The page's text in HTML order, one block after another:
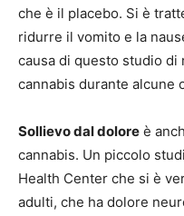
che è il placebo. Si è
ridurre il vomito e la
causa di questo studio
cannabis durante alcune
Sollievo dal dolore è
cannabis. Un piccolo
Health Center che si è
adulti, che ha dolore